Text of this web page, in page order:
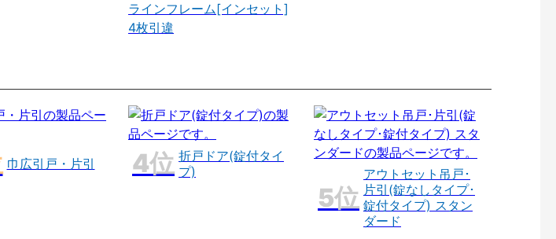
ラインフレーム[インセット]
4枚引違
巾広引戸・片引
折戸ドア(錠付タイ
プ)
アウトセット吊戸･
片引(錠なしタイプ･
錠付タイプ) スタン
ダード